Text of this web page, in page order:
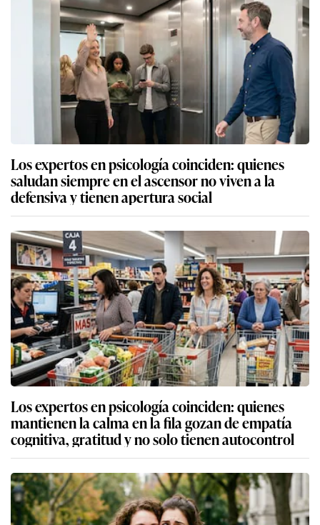
Los expertos en psicología coinciden: quienes
saludan siempre en el ascensor no viven a la
defensiva y tienen apertura social
Los expertos en psicología coinciden: quienes
mantienen la calma en la fila gozan de empatía
cognitiva, gratitud y no solo tienen autocontrol